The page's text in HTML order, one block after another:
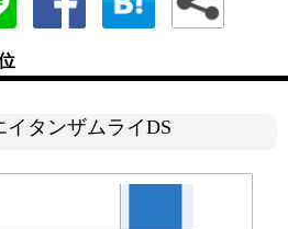
イタンザムライDS